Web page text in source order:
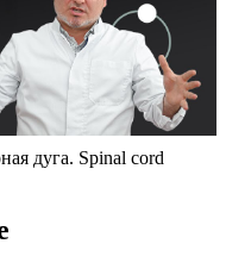
дуга. Spinal cord